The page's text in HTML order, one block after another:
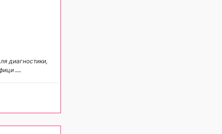
диагностики,
...